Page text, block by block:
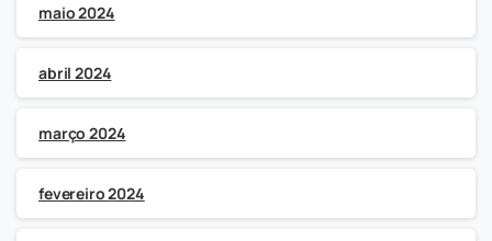
maio 2024
abril 2024
março 2024
fevereiro 2024